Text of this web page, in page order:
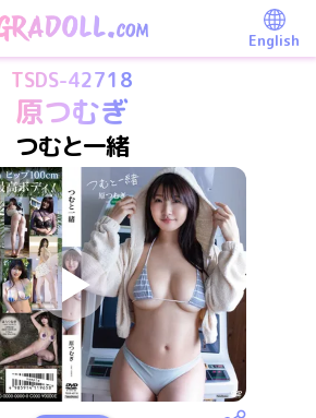
English
TSDS-42718
原つむぎ
つむと一緒